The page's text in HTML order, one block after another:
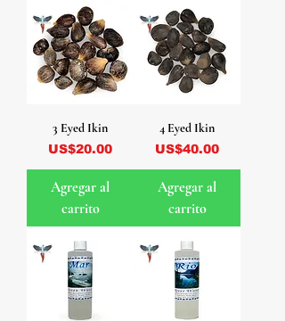
3 Eyed Ikin
Precio
US$20.00
Agregar al
carrito
4 Eyed Ikin
Precio
US$40.00
Agregar al
carrito